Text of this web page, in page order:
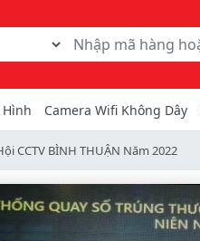
tìm kiếm
hàng
Camera Wifi Không Dây
CCTV BÌNH THUẬN Năm 2022